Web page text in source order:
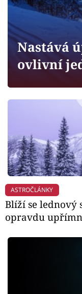
Sledujte
Filmový
Mámy sobě
Přihlášení
Sledujte nás
Nastává
ovlivní
ASTROČLÁNKY
Blíží se lednový
opravdu